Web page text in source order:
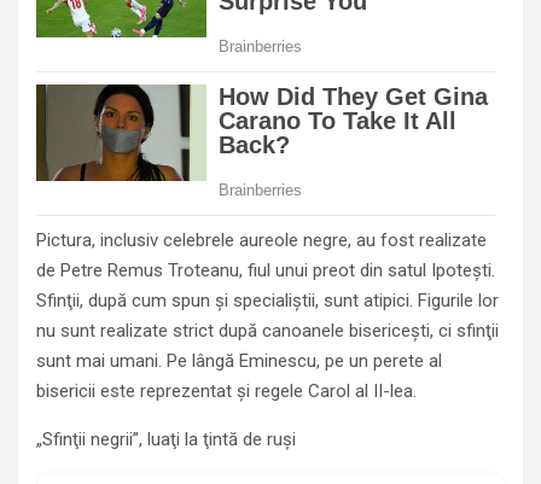
Pictura, inclusiv celebrele aureole negre, au fost realizate
de Petre Remus Troteanu, fiul unui preot din satul Ipoteşti.
Sfinţii, după cum spun şi specialiştii, sunt atipici. Figurile lor
nu sunt realizate strict după canoanele bisericeşti, ci sfinţii
sunt mai umani. Pe lângă Eminescu, pe un perete al
bisericii este reprezentat şi regele Carol al II-lea.
„Sfinţii negrii”, luaţi la ţintă de ruşi